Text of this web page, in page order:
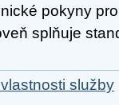
pokyny
splňuje
služby